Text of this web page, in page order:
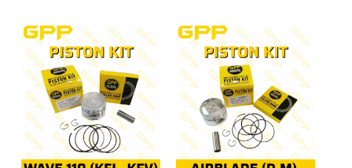
này
có
nhiều
biến
thể.
Các
tùy
chọn
có
này
có
nhiều
biến
thể.
Các
tùy
chọn
có